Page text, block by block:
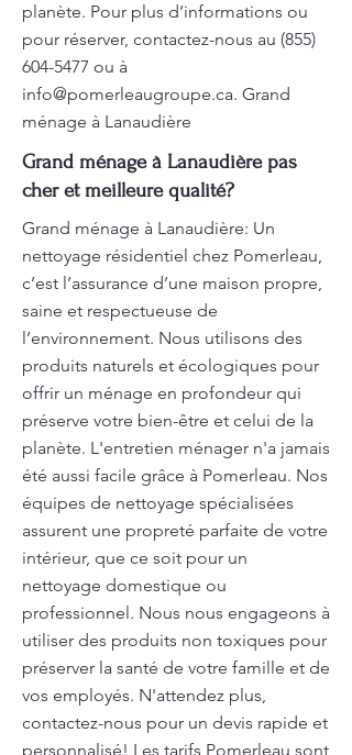
planète. Pour plus d’informations ou
pour réserver, contactez-nous au (855)
604-5477 ou à
info@pomerleaugroupe.ca. Grand
ménage à Lanaudière
Grand ménage à Lanaudière pas
cher et meilleure qualité?
Grand ménage à Lanaudière: Un
nettoyage résidentiel chez Pomerleau,
c’est l’assurance d’une maison propre,
saine et respectueuse de
l’environnement. Nous utilisons des
produits naturels et écologiques pour
offrir un ménage en profondeur qui
préserve votre bien-être et celui de la
planète. L'entretien ménager n'a jamais
été aussi facile grâce à Pomerleau. Nos
équipes de nettoyage spécialisées
assurent une propreté parfaite de votre
intérieur, que ce soit pour un
nettoyage domestique ou
professionnel. Nous nous engageons à
utiliser des produits non toxiques pour
préserver la santé de votre famille et de
vos employés. N'attendez plus,
contactez-nous pour un devis rapide et
personnalisé! Les tarifs Pomerleau sont